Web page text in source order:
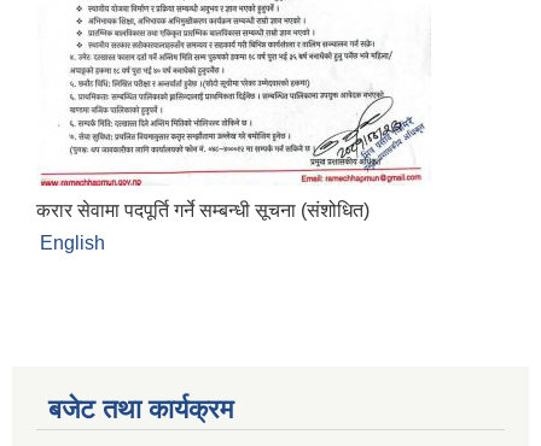
करार सेवामा पदपूर्ति गर्ने सम्बन्धी सूचना (संशोधित)
English
बजेट तथा कार्यक्रम